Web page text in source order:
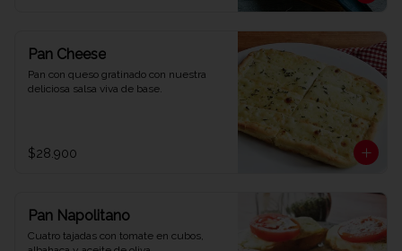
Pan Cheese
Pan con queso gratinado con nuestra
deliciosa salsa viva de base.
$28.900
Pan Napolitano
Cuatro tajadas con tomate en cubos,